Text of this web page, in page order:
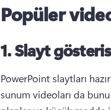
Popüler
1.Slayt
PowerPoint slaytları
sunum videoları da